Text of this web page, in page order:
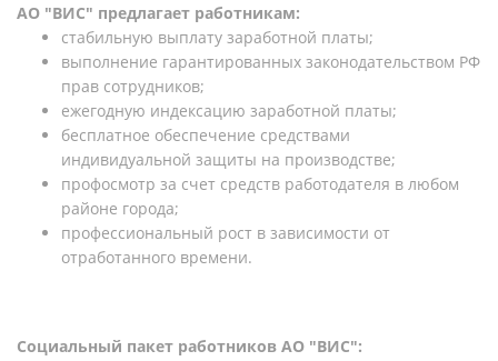
АО "ВИС" предлагает работникам:
стабильную выплату заработной платы;
выполнение гарантированных законодательством РФ
прав сотрудников;
ежегодную индексацию заработной платы;
бесплатное обеспечение средствами
индивидуальной защиты на производстве;
профосмотр за счет средств работодателя в любом
районе города;
профессиональный рост в зависимости от
отработанного времени.
Социальный пакет работников АО "ВИС":